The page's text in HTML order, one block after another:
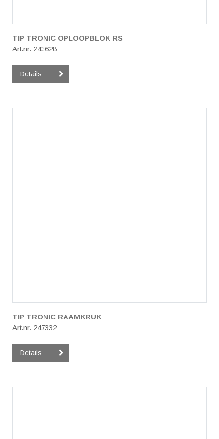
TIP TRONIC OPLOOPBLOK RS
Art.nr. 243628
Details
TIP TRONIC RAAMKRUK
Art.nr. 247332
Details